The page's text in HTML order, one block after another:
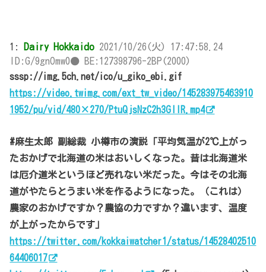
1: Dairy Hokkaido 2021/10/26(火) 17:47:58.24
ID:G/9gnOmw0● BE:127398796-2BP(2000)
sssp://img.5ch.net/ico/u_giko_ebi.gif
https://video.twimg.com/ext_tw_video/145283975463910
1952/pu/vid/480×270/PtuQjsNzC2h3GllR.mp4
#麻生太郎 副総裁 小樽市の演説「平均気温が2℃上がっ
たおかげで北海道の米はおいしくなった。昔は北海道米
は厄介道米というほど売れない米だった。今はその北海
道がやたらとうまい米を作るようになった。（これは）
農家のおかげですか？農協の力ですか？違います、温度
が上がったからです」
https://twitter.com/kokkaiwatcher1/status/14528402510
64406017